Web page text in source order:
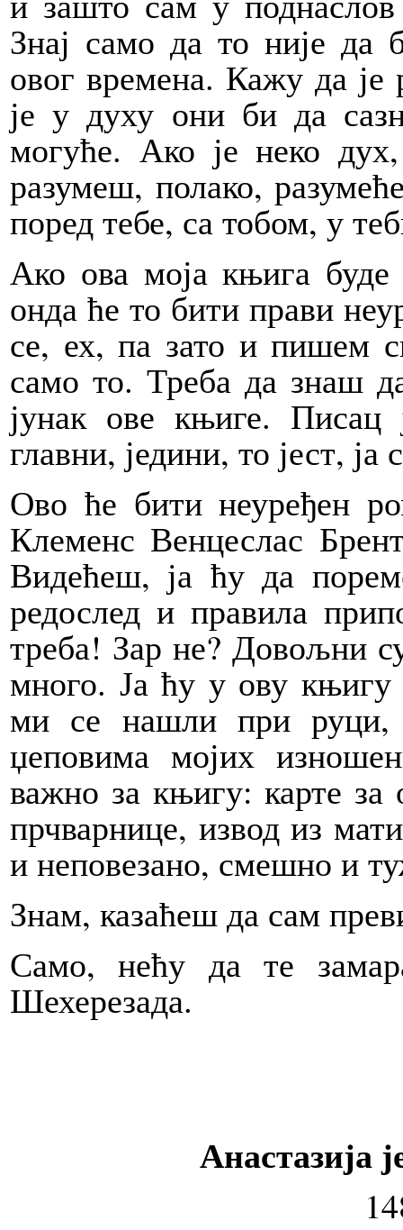
Знај само да то није да
овог времена. Кажу да
је у духу они би да
могуће. Ако је неко
разумеш, полако,
поред тебе, са тобом, у
Ако ова моја књига
онда ће то бити прави
се, ех, па зато и пишем
само то. Треба да знаш
јунак ове књиге.
главни, једини, то јест,
Ово ће бити неуређен
Клеменс Венцеслас
Видећеш, ја ћу да
редослед и правила
треба! Зар не? Довољни
много. Ја ћу у ову књигу
ми се нашли при
џеповима мојих
важно за књигу: карте за
прчварнице, извод из
и неповезано, смешно и
Знам, казаћеш да сам
Само, нећу да те
Шехерезада.
Анастазија